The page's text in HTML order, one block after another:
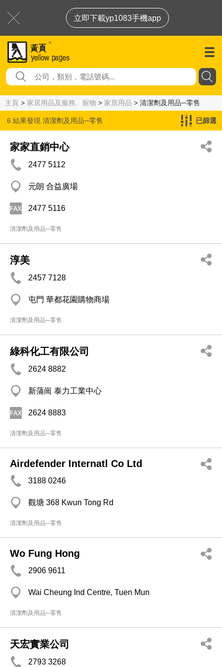
立即下載yp1083手機app
主頁 > 家居用品及服務、寵物 > 家居用品 > 清潔劑及用品─零售
6 結果發現 清潔劑及用品─零售 已篩選
家家直銷中心
2477 5112
元朗 合益廣場
2477 5116
清潔劑及用品─零售
淳美
2457 7128
屯門 華都花園購物商場
清潔劑及用品─零售
綠科化工有限公司
2624 8882
新蒲崗 泰力工業中心
2624 8883
清潔劑及用品─零售
Airdefender Internatl Co Ltd
3188 0246
觀塘 368 Kwun Tong Rd
清潔劑及用品─零售
Wo Fung Hong
2906 9611
Wai Cheung Ind Centre, Tuen Mun
清潔劑及用品─零售
天宏實業公司
2793 3268